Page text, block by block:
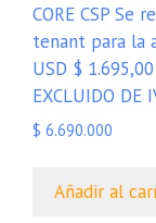
CORE CSP Se
tenant para la
USD $ 1.695,00
EXCLUIDO DE
$ 6.690.000
Añadir al